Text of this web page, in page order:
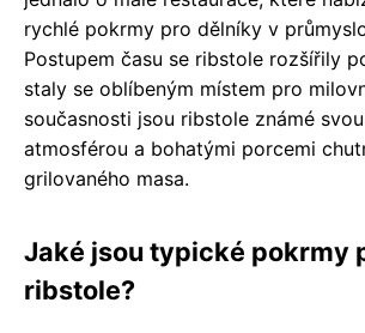
rychlé pokrmy pro dělníky v
Postupem času se ribstole rozšířily
staly se oblíbeným místem pro
současnosti jsou ribstole známé
atmosférou a bohatými porcemi
grilovaného masa.
Jaké jsou typické pokrmy
ribstole?